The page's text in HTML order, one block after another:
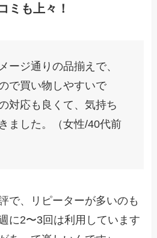
ミも上々！
ージ通りの品揃えで、
で買い物しやすいで
対応も良くて、気持ち
ました。（女性/40代前
で、リピーターが多いのも
に2〜3回は利用しています